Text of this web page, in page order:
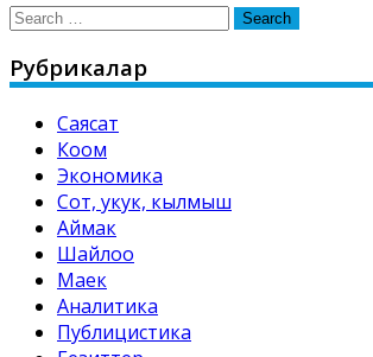
Search
Рубрикалар
Саясат
Коом
Экономика
Сот, укук, кылмыш
Аймак
Шайлоо
Маек
Аналитика
Публицистика